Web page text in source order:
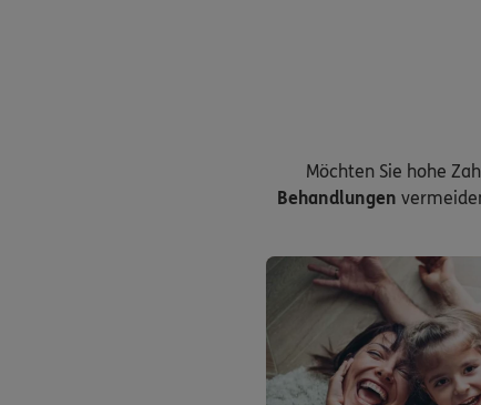
Möchten Sie hohe
Behandlungen